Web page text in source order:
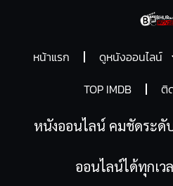
หน้าแรก ดูหนังออนไลน์
TOP IMDB
ติ
หนังออนไลน์ คมชัดระดั
ออนไลน์ได้ทุกเว